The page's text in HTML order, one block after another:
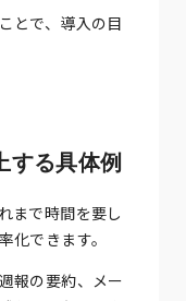
とで、導入の目
する具体例
まで時間を要し
化できます。
報の要約、メー